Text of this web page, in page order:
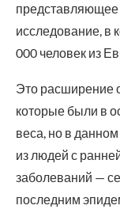
представляющее
исследование, в
000 человек из
Это расширение
которые были в
веса, но в
из людей с
заболеваний —
последним